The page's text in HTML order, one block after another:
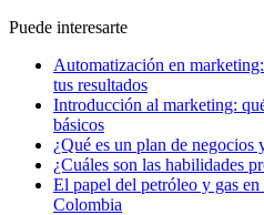
Puede interesarte
Automatización en
tus resultados
Introducción al marketing:
básicos
¿Qué es un plan de negocios
¿Cuáles son las habilidades
El papel del petróleo y gas
Colombia